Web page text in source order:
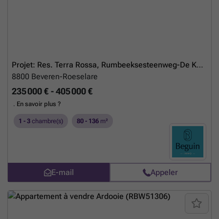
Projet: Res. Terra Rossa, Rumbeeksesteenweg-De Karre, Rumbeke
8800 Beveren-Roeselare
235 000 € - 405 000 €
. En savoir plus ?
1 - 3 chambre(s) 80 - 136 m²
E-mail Appeler